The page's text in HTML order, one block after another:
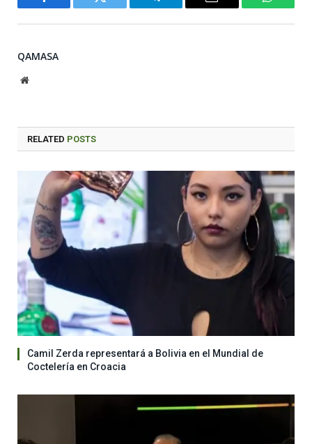
Facebook Twitter Telegram Email
QAMASA
Website
RELATED POSTS
Camil Zerda representará a Bolivia en el Mundial de
Coctelería en Croacia